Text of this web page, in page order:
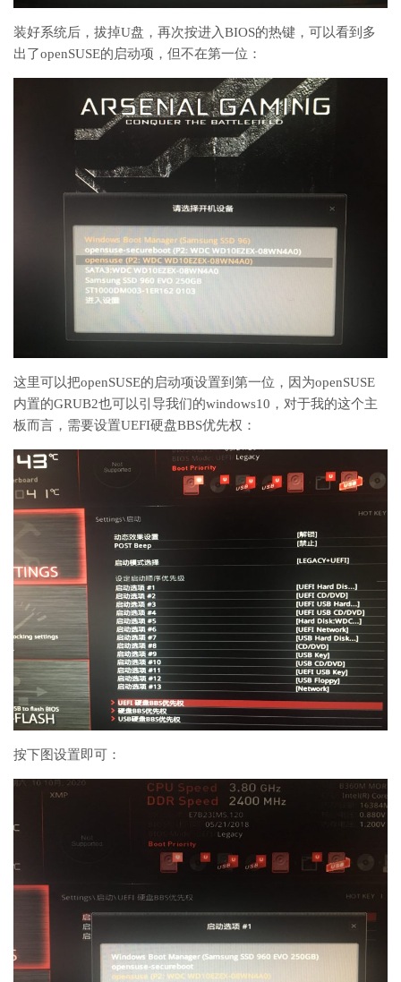
装好系统后，拔掉U盘，再次按进入BIOS的热键，可以看到多
出了openSUSE的启动项，但不在第一位：
这里可以把openSUSE的启动项设置到第一位，因为openSUSE
内置的GRUB2也可以引导我们的windows10，对于我的这个主
板而言，需要设置UEFI硬盘BBS优先权：
按下图设置即可：